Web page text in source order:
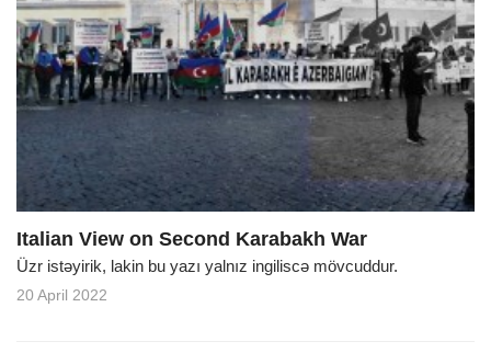
Italian View on Second Karabakh War
Üzr istəyirik, lakin bu yazı yalnız ingiliscə mövcuddur.
20 April 2022